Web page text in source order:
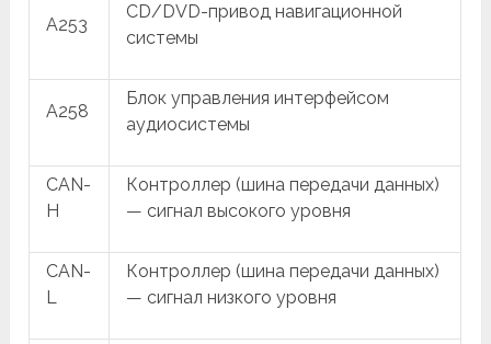
A253
CD/DVD-привод навигационной
системы
A258
Блок управления интерфейсом
аудиосистемы
CAN-
H
Контроллер (шина передачи данных)
— сигнал высокого уровня
CAN-
L
Контроллер (шина передачи данных)
— сигнал низкого уровня